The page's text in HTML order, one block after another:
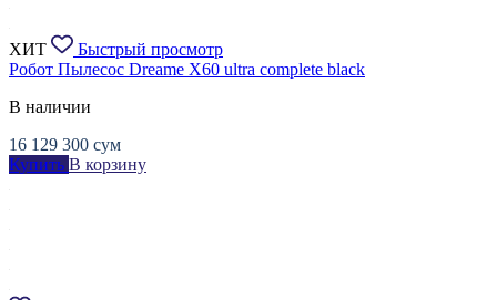
ХИТ
Быстрый просмотр
Робот Пылесос Dreame X60 ultra complete black
В наличии
16 129 300 сум
Купить В корзину